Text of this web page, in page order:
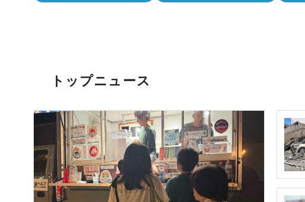
トップニュース